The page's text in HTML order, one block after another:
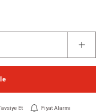
Et Fiyat Alarmı